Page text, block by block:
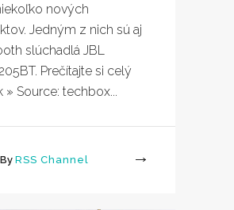
nových
Jedným z nich sú aj
slúchadlá JBL
Prečítajte si celý
» Source: techbox...
By RSS Channel
More